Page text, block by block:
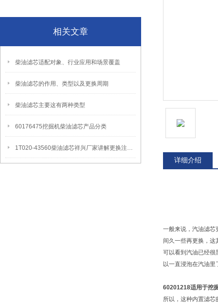
相关文章
柴油滤芯适配对象、行业应用和场景覆盖
柴油滤芯的作用、类型以及更换周期
柴油滤芯主要这有两种类型
60176475挖掘机柴油滤芯产品分类
1T020-43560柴油滤芯祥兴厂家讲解更换注意事项
详细介绍
一般来说，汽油滤芯
间久一些再更换，
可以看到汽油已经很
以一直浸泡在汽油里
60201218适用于挖
所以，这种内置滤